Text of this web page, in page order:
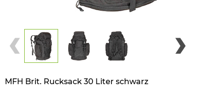
MFH Brit. Rucksack 30 Liter schwarz